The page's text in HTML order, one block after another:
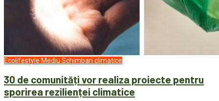
Ecolifestyle Mediu Schimbari climatice
30 de comunități vor realiza proiecte pentru
sporirea rezilienței climatice